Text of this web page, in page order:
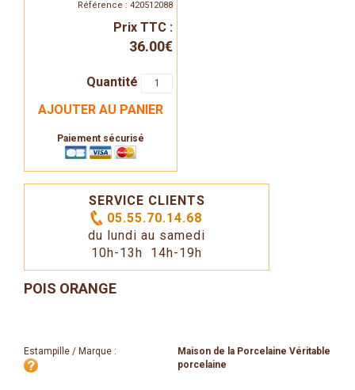
Référence : 420512088
Prix TTC :
36.00€
Quantité
AJOUTER AU PANIER
Paiement sécurisé
SERVICE CLIENTS
05.55.70.14.68
du lundi au samedi
10h-13h 14h-19h
POIS ORANGE
Estampille / Marque :
Maison de la Porcelaine Véritable
porcelaine